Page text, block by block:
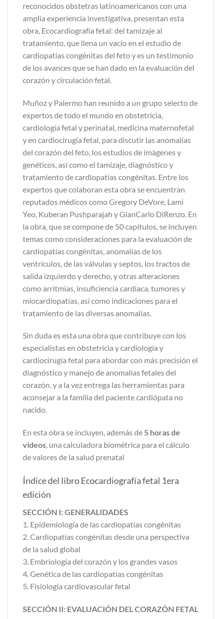
reconocidos obstetras latinoamericanos con una
amplia experiencia investigativa, presentan esta
obra, Ecocardiografía fetal: del tamizaje al
tratamiento, que llena un vacío en el estudio de
cardiopatías congénitas del feto y es un testimonio
de los avances que se han dado en la evaluación del
corazón y circulación fetal.
Muñoz y Palermo han reunido a un grupo selecto de
expertos de todo el mundo en obstetricia,
cardiología fetal y perinatal, medicina maternofetal
y en cardiocirugía fetal, para discutir las anomalías
del corazón del feto, los estudios de imágenes y
genéticos, así como el tamizaje, diagnóstico y
tratamiento de cardiopatías congénitas. Entre los
expertos que colaboran esta obra se encuentran
reputados médicos como Gregory DeVore, Lami
Yeo, Kuberan Pushparajah y GianCarlo DiRenzo. En
la obra, que se compone de 50 capítulos, se incluyen
temas como consideraciones para la evaluación de
cardiopatías congénitas, anomalías de los
ventrículos, de las válvulas y septos, los tractos de
salida izquierdo y derecho, y otras alteraciones
como arritmias, insuficiencia cardiaca, tumores y
miocardiopatías, así como indicaciones para el
tratamiento de las diversas anomalías.
Sin duda es esta una obra que contribuye con los
especialistas en obstetricia y cardiología y
cardiocirugía fetal para abordar con más precisión el
diagnóstico y manejo de anomalías fetales del
corazón, y a la vez entrega las herramientas para
aconsejar a la familia del paciente cardiópata no
nacido.
En esta obra se incluyen, además de 5 horas de
videos, una calculadora biométrica para el cálculo
de valores de la salud prenatal
Índice del libro Ecocardiografía fetal 1era
edición
SECCIÓN I: GENERALIDADES
1. Epidemiología de las cardiopatías congénitas
2. Cardiopatías congénitas desde una perspectiva
de la salud global
3. Embriología del corazón y los grandes vasos
4. Genética de las cardiopatías congénitas
5. Fisiología cardiovascular fetal
SECCIÓN II: EVALUACIÓN DEL CORAZÓN FETAL